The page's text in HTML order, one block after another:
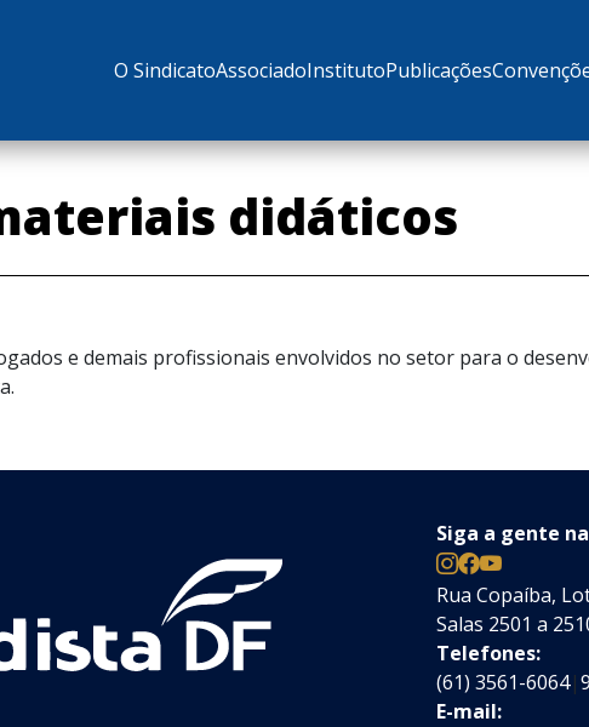
O SindicatoAssociadoInstitutoPublicações
didáticos
e demais profissionais envolvidos no setor para o
Siga a gente
Rua Copaíba,
Salas 2501 a
Telefones:
(61) 3561-6064|
E-mail: